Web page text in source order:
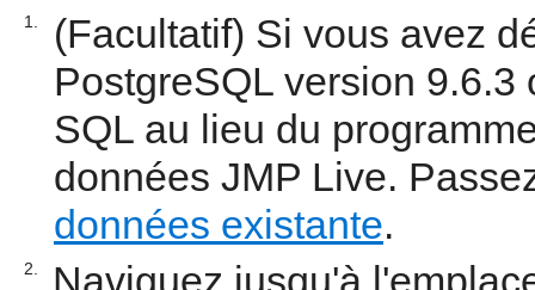
1.
(Facultatif) Si vous avez
PostgreSQL version
SQL au lieu du
données JMP Live.
données existante.
2.
Naviguez jusqu'à